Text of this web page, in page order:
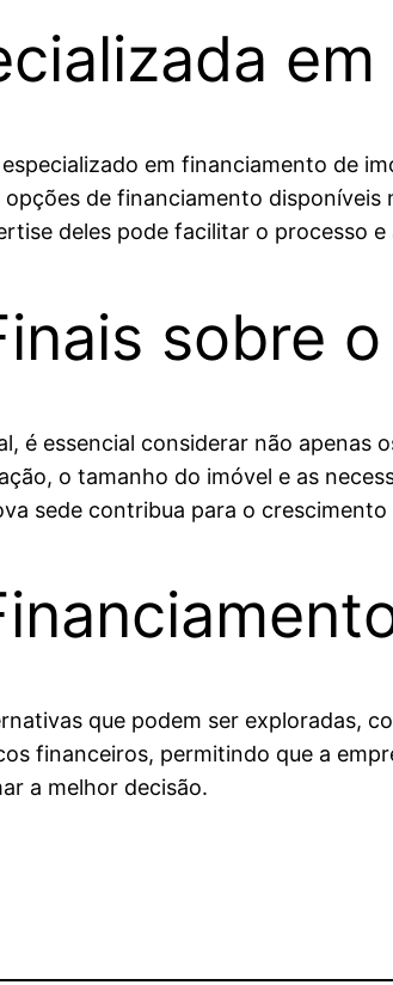
em financiamento de
de financiamento
deles pode facilitar o processo
sobre
é essencial considerar não
o tamanho do imóvel e as
sede contribua para o crescimento
que podem ser exploradas,
financeiros, permitindo que a
a melhor decisão.